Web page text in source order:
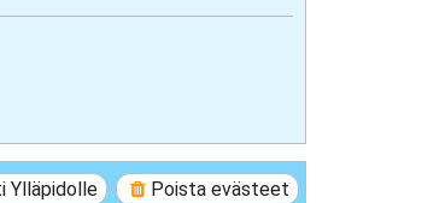
Poista evästeet
Ylläpidolle